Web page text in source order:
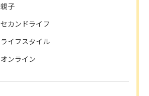
親子
セカンドライフ
ライフスタイル
オンライン